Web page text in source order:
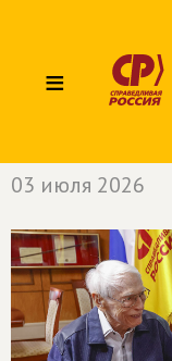
≡
03 июля 2026